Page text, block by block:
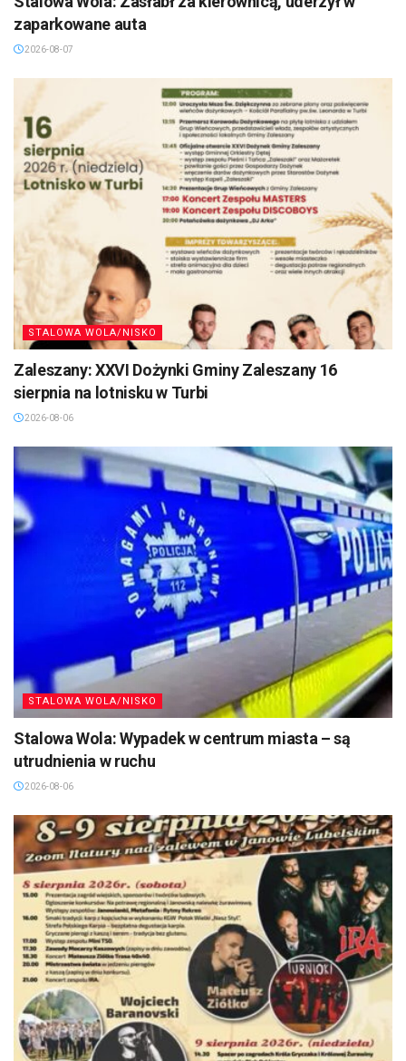
zaparkowane auta
2026-08-07
STALOWA WOLA/NISKO
Zaleszany: XXVI Dożynki Gminy Zaleszany 16
sierpnia na lotnisku w Turbi
2026-08-06
STALOWA WOLA/NISKO
Stalowa Wola: Wypadek w centrum miasta – są
utrudnienia w ruchu
2026-08-06